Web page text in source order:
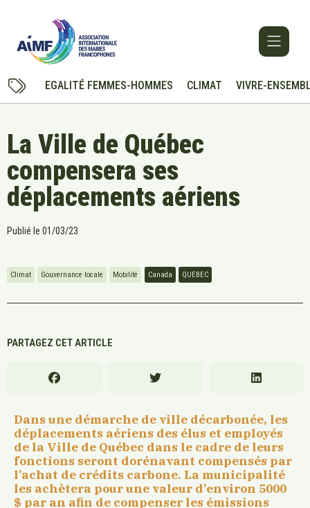
EGALITÉ FEMMES-HOMMES CLIMAT VIVRE-
La Ville de Québec
compensera ses
déplacements aériens
Publié le 01/03/23
Climat Gouvernance locale Mobilité Canada QUEBEC
PARTAGEZ CET ARTICLE
Dans une démarche de ville décarbonée, les
déplacements aériens des élus et employés
de la Ville de Québec dans le cadre de leurs
fonctions seront dorénavant compensés par
l’achat de crédits carbone. La municipalité
les achètera pour une valeur d’environ 5000
$ par an afin de compenser les émissions